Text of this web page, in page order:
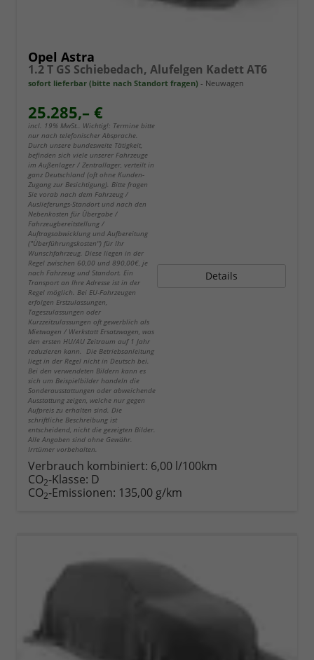
Opel Astra
1.2 T GS Schiebedach, Alufelgen Kadett AT6
sofort lieferbar (bitte nach Standort fragen) Neuwagen
25.285,– €
incl. 19% MwSt.. Wichtig!: Termine bitte
nur nach telefonischer Absprache.
Durch unsere bundesweite Tätigkeit,
befinden sich viele unserer Fahrzeuge
im Außenlager / Zentrallager, verteilt in
ganz Deutschland (oft ohne Kunden-
Zugang zur Besichtigung). Bitte fragen
Sie vorab nach dem Fahrzeug /
Auslieferungs-Standort und nach den
Nebenkosten für Übergabe /
Fahrzeugbereitstellung /
Auftragsabwicklung und Aufbereitung
("Überführungskosten") für Ihr
Wunschfahrzeug. Diese liegen in der
Regel zwischen 60,00 und 890,00€, je
nach Fahrzeug und Standort. Ein
Transport an Ihre Adresse ist in der
Regel möglich. Bei EU-Fahrzeugen
erfolgen Erstzulassungen,
Tageszulassungen oder
Kurzzeitzulassungen oft gewerblich als
Mietwagen / Werkstatt Ersatzwagen, was
den ersten HU/AU Zeitraum auf 1 Jahr
reduzieren kann. Die Betriebsanleitung
liegt in der Regel nicht in Deutsch bei.
Bei den verwendeten Bildern kann es
sich um Beispielbilder handeln die
Sonderausstattungen oder abweichende
Ausstattung zeigen, welche nur gegen
Aufpreis zu erhalten sind. Die
schriftliche Beschreibung ist
entscheidend, nicht die gezeigten Bilder.
Alle Angaben sind ohne Gewähr.
Irrtümer vorbehalten.
Details
Verbrauch kombiniert: 6,00 l/100km
CO2-Klasse: D
CO2-Emissionen: 135,00 g/km